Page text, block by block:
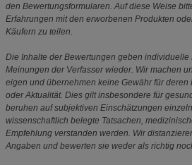
den Bewertungsformularen. Auf diese Weise
Erfahrungen mit den erworbenen Produkten
Käufern zu teilen.
Die Inhalte der Bewertungen geben
Meinungen der Verfasser wieder. Wir machen
eigen und übernehmen keine Gewähr für
oder Aktualität. Dies gilt insbesondere für
beruhen auf subjektiven Einschätzungen
wissenschaftlich belegte Tatsachen,
Empfehlung verstanden werden. Wir
Angaben und bewerten sie weder als richtig